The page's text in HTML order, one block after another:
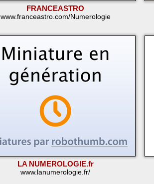
FRANCEASTRO
www.franceastro.com/Numerologie
LA NUMEROLOGIE.fr
www.lanumerologie.fr/